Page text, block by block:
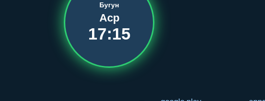
Бугун
Аср
17:15